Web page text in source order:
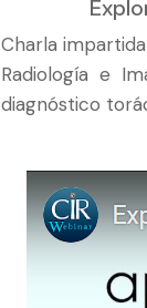
Charla
Radiología e
diagnóstico